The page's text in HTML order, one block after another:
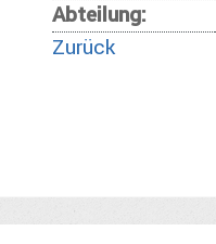
Abteilung:
Zurück